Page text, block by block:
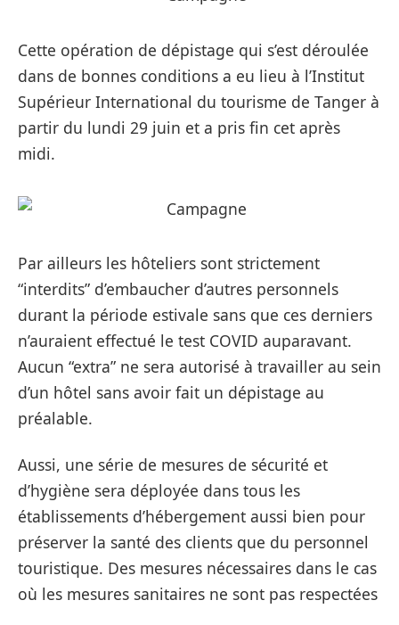
Cette opération de dépistage qui s’est déroulée
dans de bonnes conditions a eu lieu à l’Institut
Supérieur International du tourisme de Tanger à
partir du lundi 29 juin et a pris fin cet après
midi.
Par ailleurs les hôteliers sont strictement
“interdits” d’embaucher d’autres personnels
durant la période estivale sans que ces derniers
n’auraient effectué le test COVID auparavant.
Aucun “extra” ne sera autorisé à travailler au sein
d’un hôtel sans avoir fait un dépistage au
préalable.
Aussi, une série de mesures de sécurité et
d’hygiène sera déployée dans tous les
établissements d’hébergement aussi bien pour
préserver la santé des clients que du personnel
touristique. Des mesures nécessaires dans le cas
où les mesures sanitaires ne sont pas respectées